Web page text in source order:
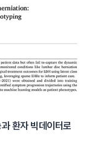
환자 빅데이터로